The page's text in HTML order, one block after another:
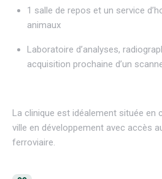
1 salle de repos et un service
animaux
Laboratoire d’analyses,
acquisition prochaine d’un
La clinique est idéalement située en
ville en développement avec accès
ferroviaire.